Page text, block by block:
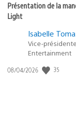
Présentation de la
Light
Isabelle
Vice-
Entertainment
Date
08/04/2026 35